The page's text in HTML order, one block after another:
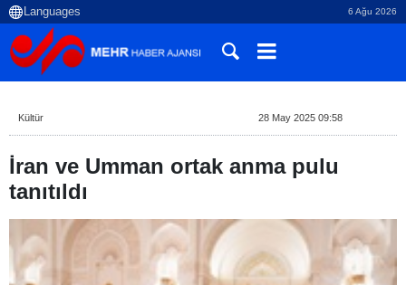
6 Ağu 2026
Kültür 28 May 2025 09:58
İran ve Umman ortak anma pulu
tanıtıldı